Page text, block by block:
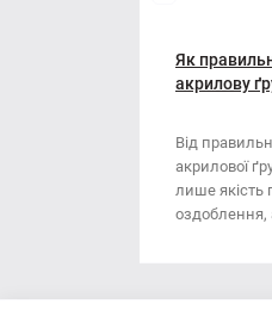
Стрічка
Викрутка
Губки
Як
акрилову
Від
акрилової
лише якість
оздоблення,